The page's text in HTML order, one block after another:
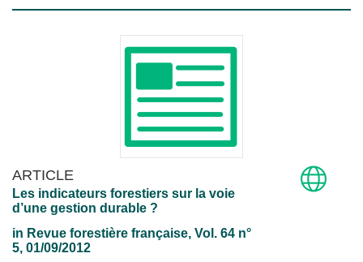
ARTICLE
Les indicateurs forestiers sur la voie
d’une gestion durable ?
in Revue forestière française, Vol. 64 n°
5, 01/09/2012